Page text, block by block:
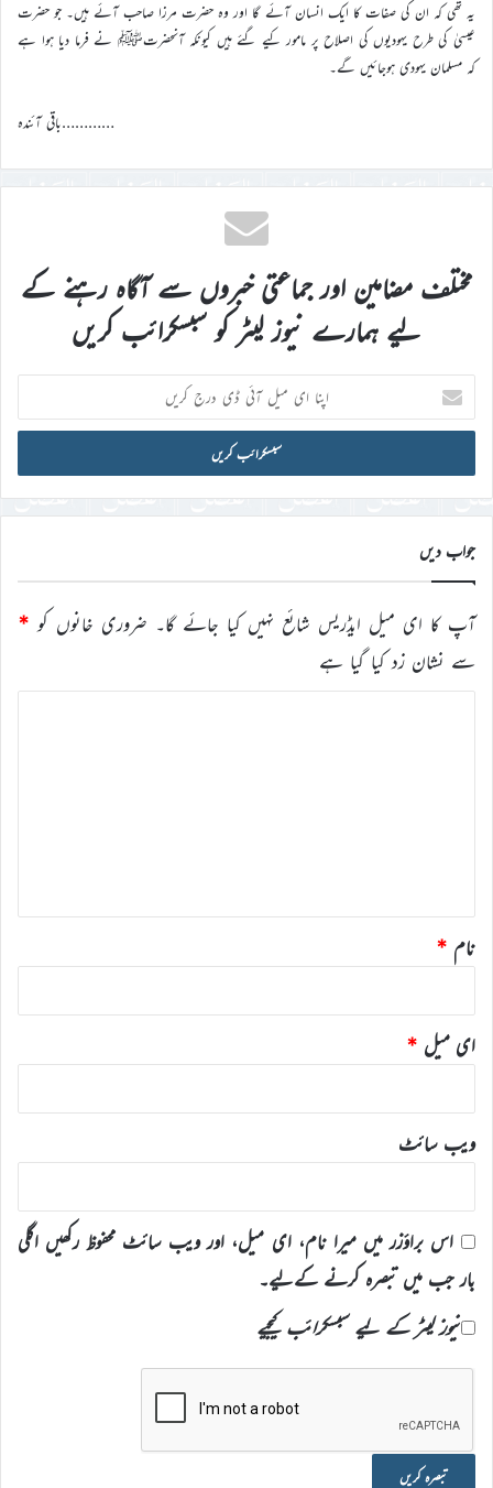
یہ تھی کہ ان کی صفات کا ایک انسان آئے گا اور وہ حضرت مرزا صاحب آئے ہیں۔ جو حضرت
عیسیٰ کی طرح یہودیوں کی اصلاح پر مامور کیے گئے ہیں کیونکہ آنحضرتﷺ نے فرما دیا ہوا ہے
کہ مسلمان یہودی ہوجائیں گے۔
…………باقی آئندہ
مختلف مضامین اور جماعتی خبروں سے آگاہ رہنے کے
لیے ہمارے نیوز لیٹر کو سبسکرائب کریں
اپنا
ای
میل
ڈی
درج
کریں
جواب دیں
آپ کا ای میل ایڈریس شائع نہیں کیا جائے گا۔ ضروری خانوں کو *
سے نشان زد کیا گیا ہے
نام *
ای میل *
ویب‌ سائٹ
اس براؤزر میں میرا نام، ای میل، اور ویب سائٹ محفوظ رکھیں اگلی
بار جب میں تبصرہ کرنے کےلیے۔
نیوز لیٹر کے لیے سبسکرائب کیجیے